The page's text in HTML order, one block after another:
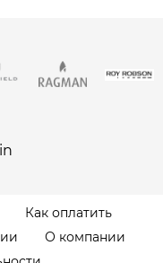
Как оплатить
О компании